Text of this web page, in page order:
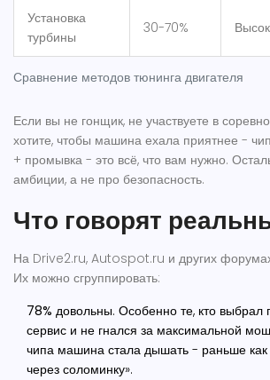
Сравнение методов тюнинга двигателя
Установка
турбины
30-70%
Если вы не гонщик, не участвуете в
хотите, чтобы машина ехала приятнее -
+ промывка - это всё, что вам нужно.
амбиции, а не про безопасность.
Что говорят
На Drive2.ru, Autospot.ru и других
Их можно сгруппировать:
78% довольны. Особенно те, кто выбрал
сервис и не гнался за максимальной
чипа машина стала дышать - раньше
через соломинку».